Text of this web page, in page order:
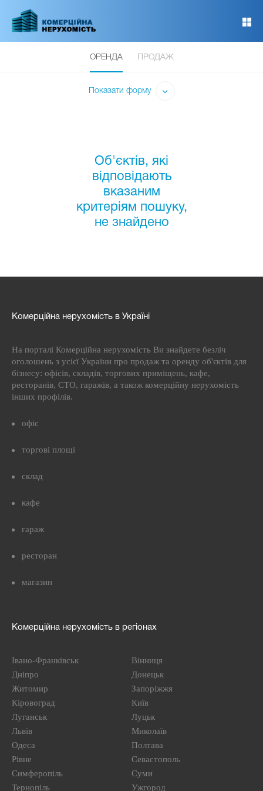
основного
ОРЕНДА ПРОДАЖ
Показати форму
Об'єктів, які
відповідають
вказаним
критеріям пошуку,
не знайдено
Комерційна нерухомість в Україні
На порталі Комерційна нерухомість Ви знайдете безліч
оголошень з усієї України про продаж та оренду об'єктів для
бізнесу: офісів, складів, торгових приміщень, кафе,
ресторанів, СТО, гаражів, а також комерційну нерухомість
інших профілів.
офіс
торгові площі
склад
кафе
гараж
ресторан
магазин
Комерційна нерухомість в регіонах
Івано-Франківськ
Вінниця
Дніпро
Донецьк
Житомир
Запоріжжя
Кіровоград
Київ
Луганськ
Луцьк
Львів
Миколаїв
Одеса
Полтава
Рівне
Севастополь
Симферопіль
Суми
Тернопіль
Ужгород